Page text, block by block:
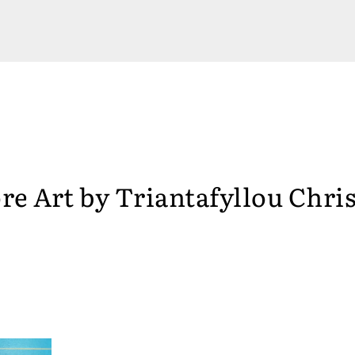
Art byTriantafyllou